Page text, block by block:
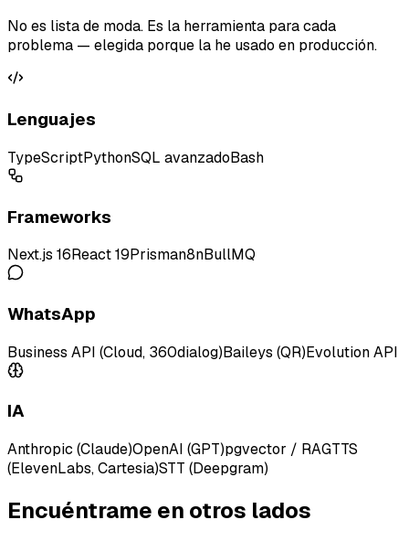
No es lista de moda. Es la herramienta para cada
problema — elegida porque la he usado en producción.
Lenguajes
TypeScriptPythonSQL avanzadoBash
Frameworks
Next.js 16React 19Prisman8nBullMQ
WhatsApp
Business API (Cloud, 360dialog)Baileys (QR)Evolution API
IA
Anthropic (Claude)OpenAI (GPT)pgvector / RAGTTS
(ElevenLabs, Cartesia)STT (Deepgram)
Encuéntrame en otros lados